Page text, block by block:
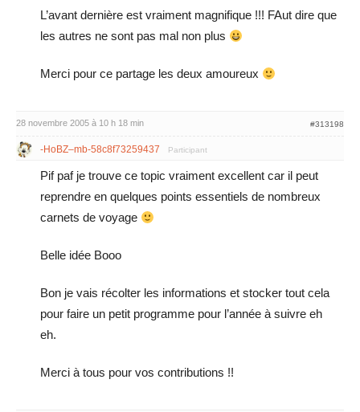
L’avant dernière est vraiment magnifique !!! FAut dire que
les autres ne sont pas mal non plus
Merci pour ce partage les deux amoureux
28 novembre 2005 à 10 h 18 min #313198
-HoBZ–mb-58c8f73259437 Participant
Pif paf je trouve ce topic vraiment excellent car il peut
reprendre en quelques points essentiels de nombreux
carnets de voyage
Belle idée Booo
Bon je vais récolter les informations et stocker tout cela
pour faire un petit programme pour l’année à suivre eh
eh.
Merci à tous pour vos contributions !!